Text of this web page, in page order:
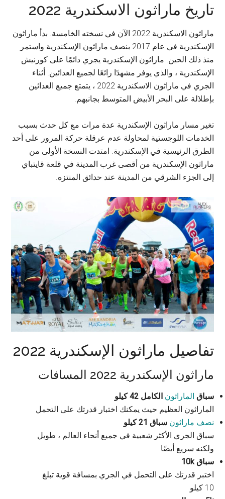
تاريخ ماراثون الاسكندرية 2022
ماراثون الاسكندرية 2022 الآن في نسخته الخامسة. بدأ ماراثون
الإسكندرية في عام 2017 بنصف ماراثون الإسكندرية واستمر
منذ ذلك الحين. ماراثون الإسكندرية يجري دائمًا على كورنيش
الإسكندرية ، والذي يوفر مشهدًا رائعًا لجميع العدائين. أثناء
الجري في ماراثون الاسكندرية 2022 ، يتمتع جميع العدائين
بإطلالة على البحر الأبيض المتوسط بجانبهم.
تغير مسار ماراثون الإسكندرية عدة مرات مع كل حدث بسبب
الخدمات اللوجستية لمحاولة عدم عرقلة حركة المرور على أحد
الطرق الرئيسية في الإسكندرية. امتدت النسخة الأولى من
ماراثون الإسكندرية من أقصى غرب المدينة في قلعة قايتباي
إلى الجزء الشرقي من المدينة عند حدائق المنتزه.
تفاصيل ماراثون الإسكندرية 2022
ماراثون الإسكندرية 2022 المسافات
سباق الماراثونالكامل 42 كيلو
الماراثون العظيم حيث يمكنك اختبار قدرتك على التحمل
نصف ماراثون سباق 21 كيلو
سباق الجري الأكثر شعبية في جميع أنحاء العالم ، طويل
ولكنه سريع أيضًا
سباق 10k
اختبر قدرتك على التحمل في الجري بمسافة قوية تبلغ
10 كيلو